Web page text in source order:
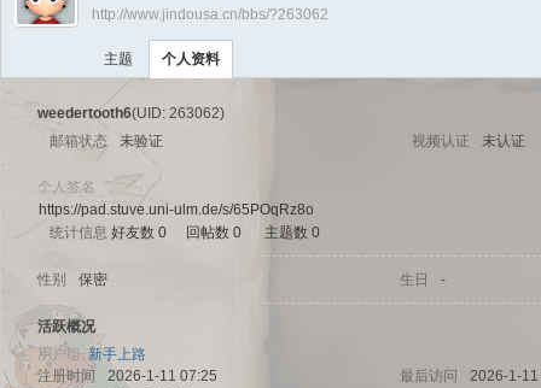
Di ›
http://www.jindousa.cn/bbs/?263062
主题 个人资料
weedertooth6(UID: 263062)
邮箱状态
未验证 视频认证 未认证
个人签名
https://pad.stuve.uni-ulm.de/s/65POqRz8o
统计信息 好友数 0 回帖数 0 主题数 0
性别 保密 生日 -
活跃概况
用户组 新手上路
注册时间
2026-1-11 07:25 最后访问
2026-1-